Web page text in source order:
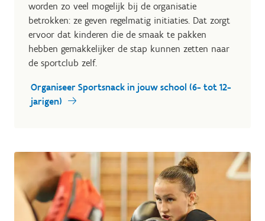
worden zo veel mogelijk bij de organisatie
betrokken: ze geven regelmatig initiaties. Dat zorgt
ervoor dat kinderen die de smaak te pakken
hebben gemakkelijker de stap kunnen zetten naar
de sportclub zelf.
Organiseer Sportsnack in jouw school (6- tot 12-
jarigen)